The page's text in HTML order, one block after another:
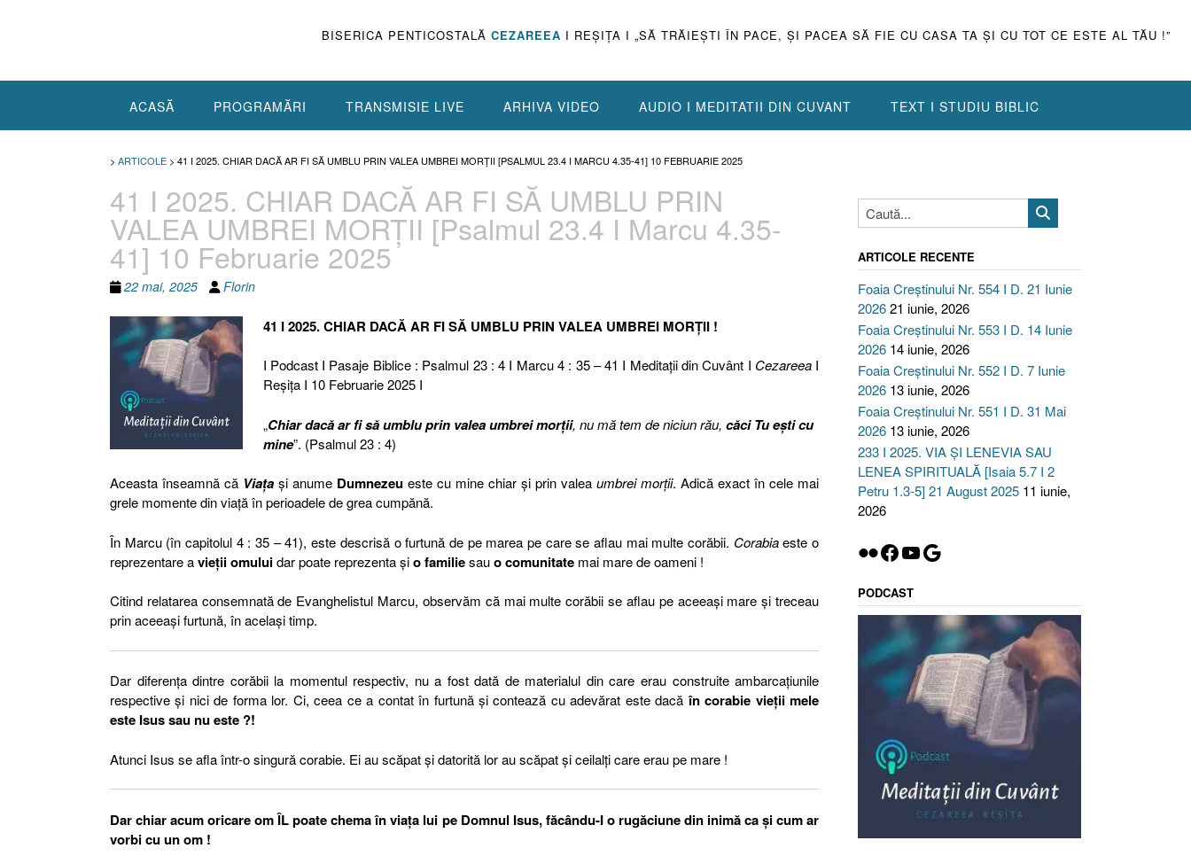
BISERICA PENTICOSTALĂ CEZAREEA I REŞIŢA I „SĂ TRĂIEŞTI ÎN PACE, ŞI PACEA SĂ FIE CU CASA TA ŞI CU TOT CE ESTE AL TĂU !”
ACASĂ PROGRAMĂRI TRANSMISIE LIVE ARHIVA VIDEO AUDIO I MEDITATII DIN CUVANT TEXT I STUDIU BIBLIC
> ARTICOLE > 41 I 2025. CHIAR DACĂ AR FI SĂ UMBLU PRIN VALEA UMBREI MORȚII [PSALMUL 23.4 I MARCU 4.35-41] 10 FEBRUARIE 2025
41 I 2025. CHIAR DACĂ AR FI SĂ UMBLU PRIN
VALEA UMBREI MORȚII [Psalmul 23.4 I Marcu 4.35-
41] 10 Februarie 2025
22 mai, 2025 Florin
41 I 2025. CHIAR DACĂ AR FI SĂ UMBLU PRIN VALEA UMBREI MORȚII !
I Podcast I Pasaje Biblice : Psalmul 23 : 4 I Marcu 4 : 35 – 41 I Meditaţii din Cuvânt I CezareeaI
Reşiţa I 10 Februarie 2025 I
„Chiar dacă ar fi să umblu prin valea umbrei morţii, nu mă tem de niciun rău, căci Tu eşti cu
mine”. (Psalmul 23 : 4)
Aceasta înseamnă că Viața și anume Dumnezeu este cu mine chiar și prin valeaumbrei morții. Adică exact în cele mai
grele momente din viață în perioadele de grea cumpănă.
În Marcu (în capitolul 4 : 35 – 41), este descrisă o furtună de pe marea pe care se aflau mai multe corăbii. Corabiaeste o
reprezentare avieții omuluidar poate reprezenta șio familiesauo comunitate mai mare de oameni !
Citind relatarea consemnată de Evanghelistul Marcu, observăm că mai multe corăbii se aflau pe aceeași mare și treceau
prin aceeași furtună, în același timp.
Dar diferența dintre corăbii la momentul respectiv, nu a fost dată de materialul din care erau construite ambarcațiunile
respective și nici de forma lor. Ci, ceea ce a contat în furtună și contează cu adevărat este dacăîn corabie vieții mele
este Isus sau nu este ?!
Atunci Isus se afla într-o singură corabie. Ei au scăpat și datorită lor au scăpat și ceilalți care erau pe mare !
Dar chiar acum oricare om ÎL poate chema în viața lui pe Domnul Isus, făcându-I o rugăciune din inimă ca și cum ar
vorbi cu un om !
ARTICOLE RECENTE
Foaia Creștinului Nr. 554 I D. 21 Iunie
202621 iunie, 2026
Foaia Creștinului Nr. 553 I D. 14 Iunie
2026 14 iunie, 2026
Foaia Creștinului Nr. 552 I D. 7 Iunie
2026 13 iunie, 2026
Foaia Creștinului Nr. 551 I D. 31 Mai
2026 13 iunie, 2026
233 I 2025. VIA ȘI LENEVIA SAU
LENEA SPIRITUALĂ [Isaia 5.7 I 2
Petru 1.3-5] 21 August 2025 11 iunie,
2026
Flickr
Facebook
YouTube
Google
PODCAST